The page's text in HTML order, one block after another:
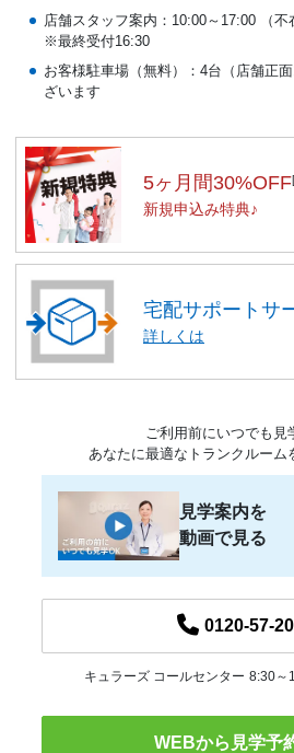
店舗スタッフ案内：10:00～17:00
（
※最終受付16:30
お客様駐車場（無料）：4台（店舗正
ざいます
5ヶ月間30%OFF
新規申込み特典♪
宅配サポートサ
詳しくは
ご利用前にいつでも見
あなたに最適なトランクルーム
見学案内を
動画で見る
0120-57-
キュラーズ コールセンター 8:30～
WEBから見学予